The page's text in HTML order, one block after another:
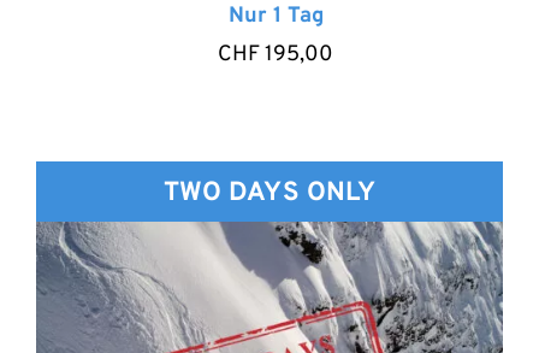
Nur 1 Tag
CHF195,00
TWO DAYS ONLY